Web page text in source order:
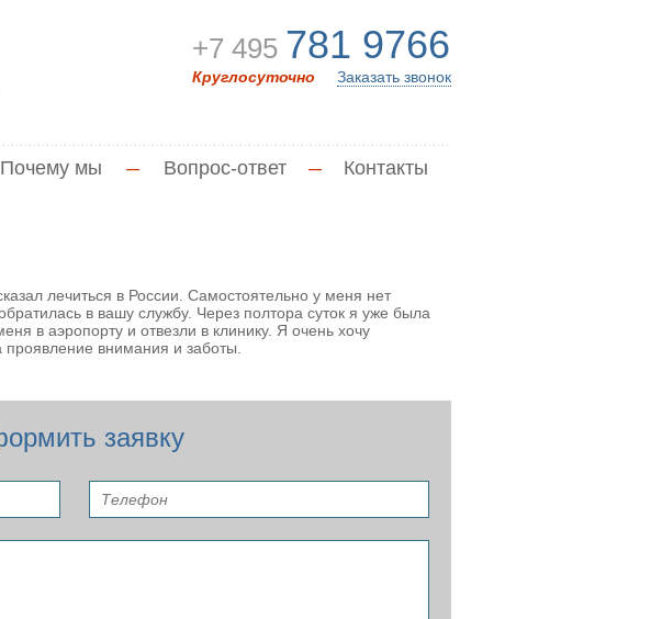
+7 495 781 9766
Круглосуточно Заказать звонок
Почему мы — Вопрос-ответ — Контакты
лечиться в России. Самостоятельно у меня нет
в вашу службу. Через полтора суток я уже была
в аэропорту и отвезли в клинику. Я очень хочу
проявление внимания и заботы.
заявку